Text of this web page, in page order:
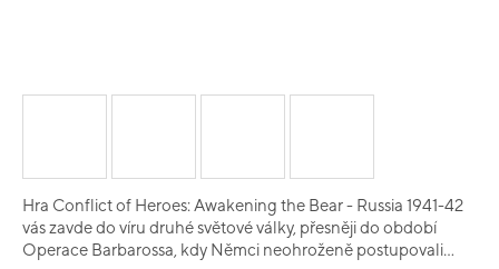
Hra Conflict of Heroes: Awakening the Bear - Russia 1941-42
vás zavde do víru druhé světové války, přesněji do období
Operace Barbarossa, kdy Němci neohroženě postupovali